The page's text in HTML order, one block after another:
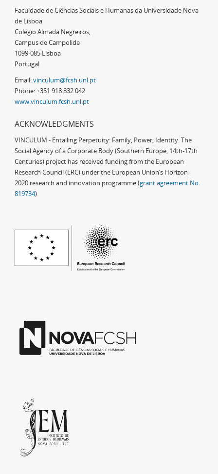
Faculdade de Ciências Sociais e Humanas da Universidade Nova
de Lisboa
Colégio Almada Negreiros,
Campus de Campolide
1099-085 Lisboa
Portugal
Email:vinculum@fcsh.unl.pt
Phone: +351 918 832 042
www.vinculum.fcsh.unl.pt
ACKNOWLEDGMENTS
VINCULUM - Entailing Perpetuity: Family, Power, Identity. The
Social Agency of a Corporate Body (Southern Europe, 14th-17th
Centuries) project has received funding from the European
Research Council (ERC) under the European Union’s Horizon
2020 research and innovation programme (grant agreement No.
819734)